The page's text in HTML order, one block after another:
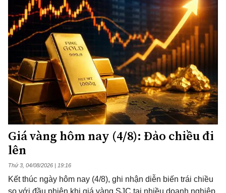
Giá vàng hôm nay (4/8): Đảo chiều đi
lên
Thứ 3, 04/08/2026 | 19:16
Kết thúc ngày hôm nay (4/8), ghi nhận diễn biến trái chiều
so với đầu phiên khi giá vàng SJC tại nhiều doanh nghiệp